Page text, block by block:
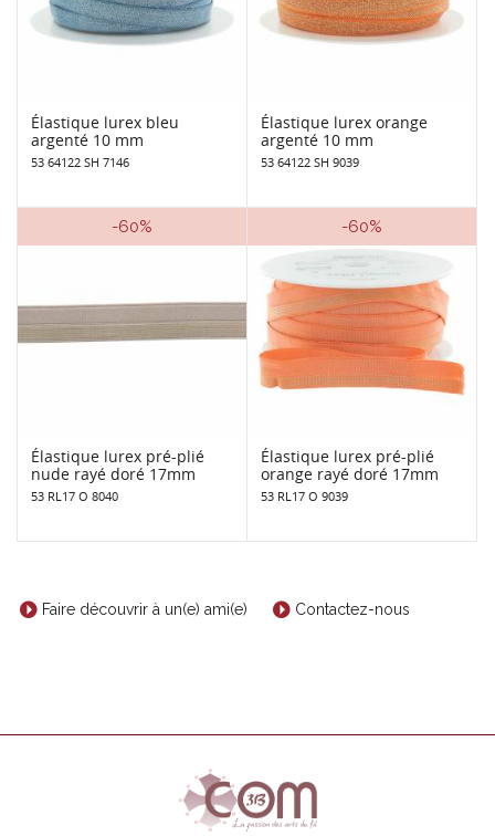
Élastique lurex bleu
argenté 10 mm
53 64122 SH 7146
Élastique lurex orange
argenté 10 mm
53 64122 SH 9039
-60%
Élastique lurex pré-plié
nude rayé doré 17mm
53 RL17 O 8040
-60%
Élastique lurex pré-plié
orange rayé doré 17mm
53 RL17 O 9039
Faire découvrir à un(e) ami(e) Contactez-nous